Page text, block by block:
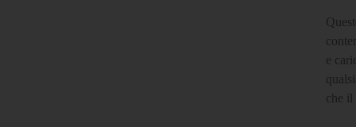
e
che il